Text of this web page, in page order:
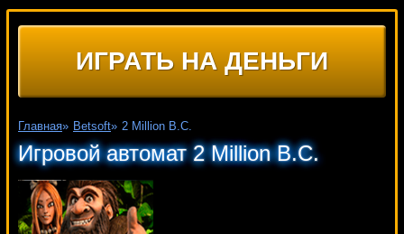
ИГРАТЬ НА ДЕНЬГИ
Главная» Betsoft» 2 Million B.C.
Игровой автомат 2 Million B.C.